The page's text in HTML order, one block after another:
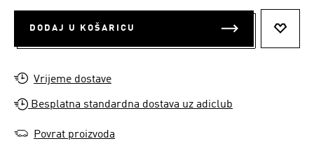
DODAJ U KOŠARICU
Vrijeme dostave
Besplatna standardna dostava uz adiclub
Povrat proizvoda